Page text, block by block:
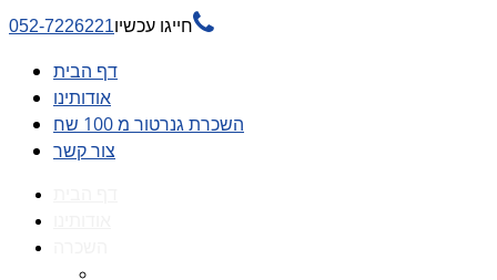
חייגו עכשיו052-7226221 
דף הבית
אודותינו
השכרת גנרטור מ 100 שח
צור קשר